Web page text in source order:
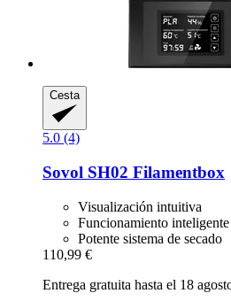
Cesta
5.0 (4)
Sovol SH02 Filamentbox
Visualización intuitiva
Funcionamiento inteligente
Potente sistema de secado
110,99 €
Entrega gratuita hasta el 18